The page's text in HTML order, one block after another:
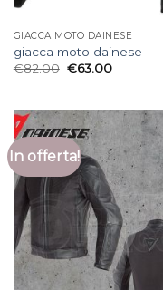
GIACCA MOTO DAINESE
giacca moto dainese
€82.00 €63.00
In offerta!